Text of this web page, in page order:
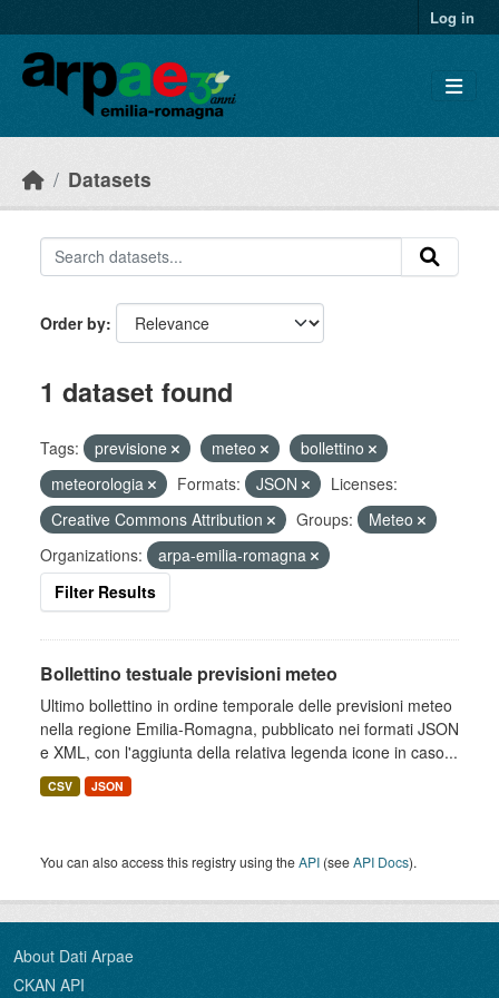
Log in
Datasets
Order by
1 dataset found
Tags: previsione meteo
bollettino
meteorologia
Formats: JSON
Licenses:
Creative Commons Attribution
Groups:
Meteo
Organizations:
arpa-emilia-romagna
Filter Results
Bollettino testuale previsioni meteo
Ultimo bollettino in ordine temporale delle previsioni meteo
nella regione Emilia-Romagna, pubblicato nei formati JSON
e XML, con l'aggiunta della relativa legenda icone in caso...
CSV JSON
You can also access this registry using theAPI (seeAPI Docs).
About Dati Arpae
CKAN API